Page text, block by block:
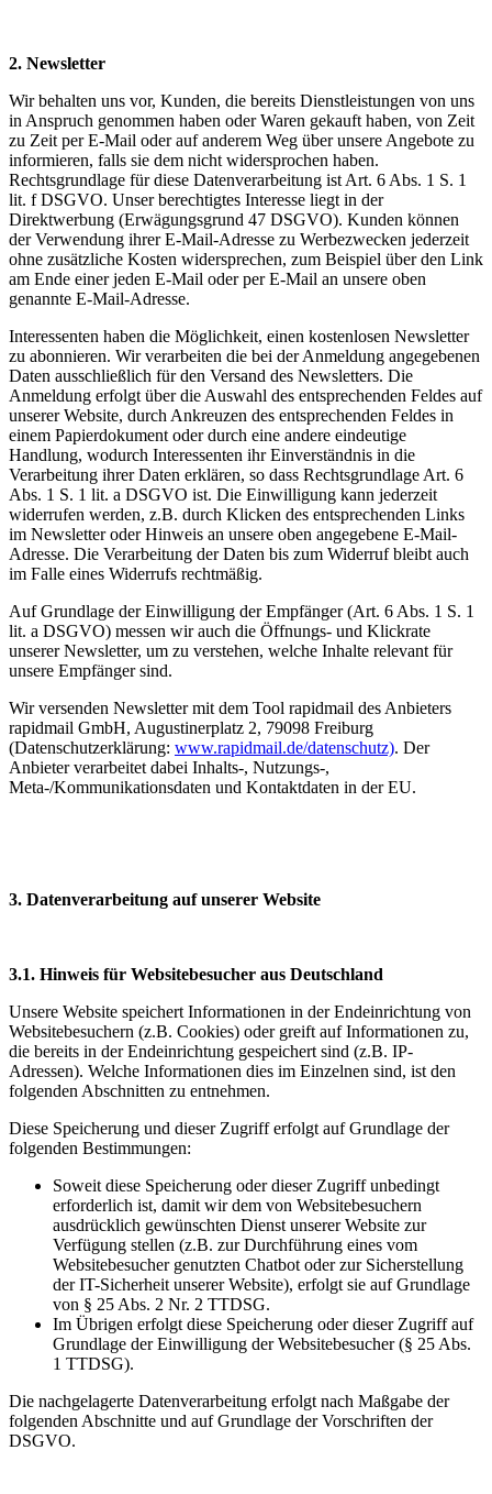
2. Newsletter
Wir behalten uns vor, Kunden, die bereits Dienstleistungen von uns
in Anspruch genommen haben oder Waren gekauft haben, von Zeit
zu Zeit per E-Mail oder auf anderem Weg über unsere Angebote zu
informieren, falls sie dem nicht widersprochen haben.
Rechtsgrundlage für diese Datenverarbeitung ist Art. 6 Abs. 1 S. 1
lit. f DSGVO. Unser berechtigtes Interesse liegt in der
Direktwerbung (Erwägungsgrund 47 DSGVO). Kunden können
der Verwendung ihrer E-Mail-Adresse zu Werbezwecken jederzeit
ohne zusätzliche Kosten widersprechen, zum Beispiel über den Link
am Ende einer jeden E-Mail oder per E-Mail an unsere oben
genannte E-Mail-Adresse.
Interessenten haben die Möglichkeit, einen kostenlosen Newsletter
zu abonnieren. Wir verarbeiten die bei der Anmeldung angegebenen
Daten ausschließlich für den Versand des Newsletters. Die
Anmeldung erfolgt über die Auswahl des entsprechenden Feldes auf
unserer Website, durch Ankreuzen des entsprechenden Feldes in
einem Papierdokument oder durch eine andere eindeutige
Handlung, wodurch Interessenten ihr Einverständnis in die
Verarbeitung ihrer Daten erklären, so dass Rechtsgrundlage Art. 6
Abs. 1 S. 1 lit. a DSGVO ist. Die Einwilligung kann jederzeit
widerrufen werden, z.B. durch Klicken des entsprechenden Links
im Newsletter oder Hinweis an unsere oben angegebene E-Mail-
Adresse. Die Verarbeitung der Daten bis zum Widerruf bleibt auch
im Falle eines Widerrufs rechtmäßig.
Auf Grundlage der Einwilligung der Empfänger (Art. 6 Abs. 1 S. 1
lit. a DSGVO) messen wir auch die Öffnungs- und Klickrate
unserer Newsletter, um zu verstehen, welche Inhalte relevant für
unsere Empfänger sind.
Wir versenden Newsletter mit dem Tool rapidmail des Anbieters
rapidmail GmbH, Augustinerplatz 2, 79098 Freiburg
(Datenschutzerklärung: www.rapidmail.de/datenschutz). Der
Anbieter verarbeitet dabei Inhalts-, Nutzungs-,
Meta-/Kommunikationsdaten und Kontaktdaten in der EU.
3. Datenverarbeitung auf unserer Website
3.1. Hinweis für Websitebesucher aus Deutschland
Unsere Website speichert Informationen in der Endeinrichtung von
Websitebesuchern (z.B. Cookies) oder greift auf Informationen zu,
die bereits in der Endeinrichtung gespeichert sind (z.B. IP-
Adressen). Welche Informationen dies im Einzelnen sind, ist den
folgenden Abschnitten zu entnehmen.
Diese Speicherung und dieser Zugriff erfolgt auf Grundlage der
folgenden Bestimmungen:
Soweit diese Speicherung oder dieser Zugriff unbedingt
erforderlich ist, damit wir dem von Websitebesuchern
ausdrücklich gewünschten Dienst unserer Website zur
Verfügung stellen (z.B. zur Durchführung eines vom
Websitebesucher genutzten Chatbot oder zur Sicherstellung
der IT-Sicherheit unserer Website), erfolgt sie auf Grundlage
von § 25 Abs. 2 Nr. 2 TTDSG.
Im Übrigen erfolgt diese Speicherung oder dieser Zugriff auf
Grundlage der Einwilligung der Websitebesucher (§ 25 Abs.
1 TTDSG).
Die nachgelagerte Datenverarbeitung erfolgt nach Maßgabe der
folgenden Abschnitte und auf Grundlage der Vorschriften der
DSGVO.